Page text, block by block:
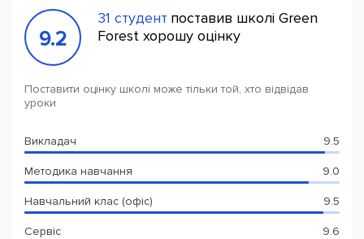
9.2
31 студент поставив школі Green
Forest хорошу оцінку
Поставити оцінку школі може тільки той, хто відвідав
уроки
Викладач 9.5
Методика навчання 9.0
Навчальний клас (офіс) 9.5
Сервіс 9.6